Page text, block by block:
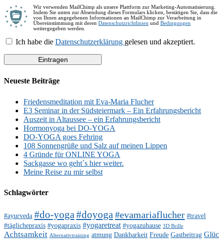
Wir verwenden MailChimp als unsere Plattform zur Marketing-Automatisierung.
Indem Sie unten zur Absendung dieses Formulars klicken, bestätigen Sie, dass die
von Ihnen angegebenen Informationen an MailChimp zur Verarbeitung in
Übereinstimmung mit deren Datenschutzrichtlinien und Bedingungen
weitergegeben werden.
Ich habe die Datenschutzerklärung gelesen und akzeptiert.
Neueste Beiträge
Friedensmeditation mit Eva-Maria Flucher
E3 Seminar in der Südsteiermark – Ein Erfahrungsbericht
Auszeit in Altaussee – ein Erfahrungsbericht
Hormonyoga bei DO-YOGA
DO-YOGA goes Fehring
108 Sonnengrüße und Salz auf meinen Lippen
4 Gründe für ONLINE YOGA
Sackgasse wo geht´s hier weiter.
Meine Reise zu mir selbst
Schlagwörter
#ayurveda #do-yoga#doyoga#evamariaflucher #travel
#täglichepraxis #yogapraxis #yogaretreat #yogazuhause 3D Brille
Achtsamkeit Alternativtraining atmung Dankbarkeit Freude Gastbeitrag